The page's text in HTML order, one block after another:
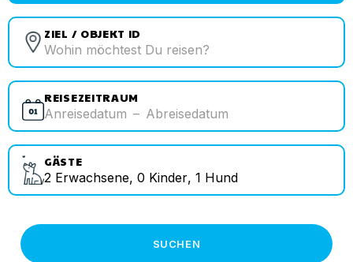
ZIEL / OBJEKT ID
REISEZEITRAUM
Anreisedatum – Abreisedatum
GÄSTE
2 Erwachsene, 0 Kinder, 1 Hund
SUCHEN